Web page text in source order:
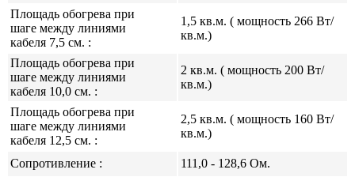
Площадь обогрева при
шаге между линиями
кабеля 7,5 см. :
1,5 кв.м. ( мощность 266 Вт/
кв.м.)
Площадь обогрева при
шаге между линиями
кабеля 10,0 см. :
2 кв.м. ( мощность 200 Вт/
кв.м.)
Площадь обогрева при
шаге между линиями
кабеля 12,5 см. :
2,5 кв.м. ( мощность 160 Вт/
кв.м.)
Сопротивление : 111,0 - 128,6 Ом.